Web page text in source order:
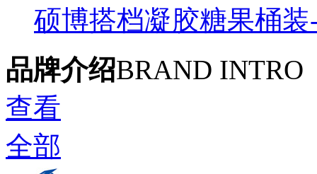
硕博搭档凝胶糖果桶
品牌介绍BRAND INTRO
查看
全部